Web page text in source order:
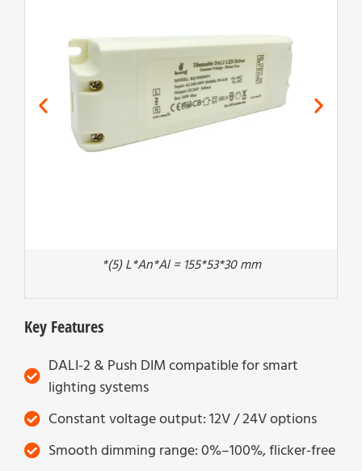
*(5) L*An*Al = 155*53*30 mm
Key Features
DALI-2 & Push DIM compatible for smart
lighting systems
Constant voltage output: 12V / 24V options
Smooth dimming range: 0%–100%, flicker-free